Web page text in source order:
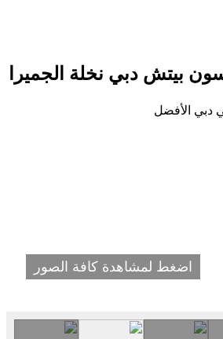
بيتش دبي نخلة الجميرا
اضغط لمشاهدة كافة الصور